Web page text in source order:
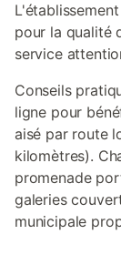
pour la qualité
service
Conseils
ligne pour
aisé par route
kilomètres).
promenade
galeries
municipale